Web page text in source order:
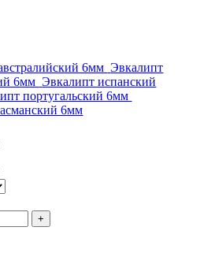
6мм Эвкалипт
6мм Эвкалипт испанский
португальский 6мм
6мм